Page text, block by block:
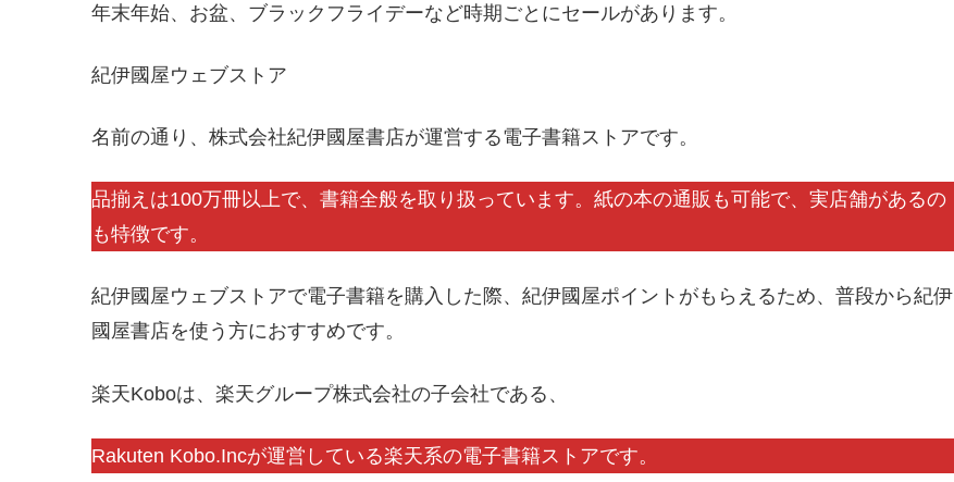
年末年始、お盆、ブラックフライデーなど時期ごとにセールがあります。
紀伊國屋ウェブストア
名前の通り、株式会社紀伊國屋書店が運営する電子書籍ストアです。
品揃えは100万冊以上で、書籍全般を取り扱っています。紙の本の通販も可能で、実店舗があるの
も特徴です。
紀伊國屋ウェブストアで電子書籍を購入した際、紀伊國屋ポイントがもらえるため、普段から紀伊
國屋書店を使う方におすすめです。
楽天Koboは、楽天グループ株式会社の子会社である、
Rakuten Kobo.Incが運営している楽天系の電子書籍ストアです。